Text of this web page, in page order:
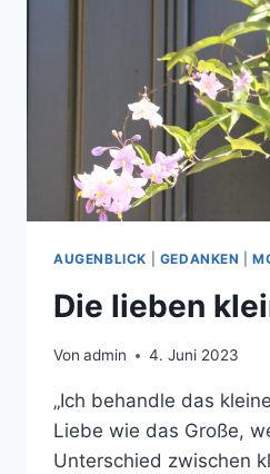
AUGENBLICK GEDANKEN |
Die lieben
Von admin 4. Juni 2023
„Ich behandle das
Liebe wie das Große,
Unterschied zwischen